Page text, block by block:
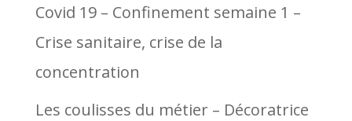
Covid 19 – Confinement semaine 1 –
Crise sanitaire, crise de la
concentration
Les coulisses du métier – Décoratrice